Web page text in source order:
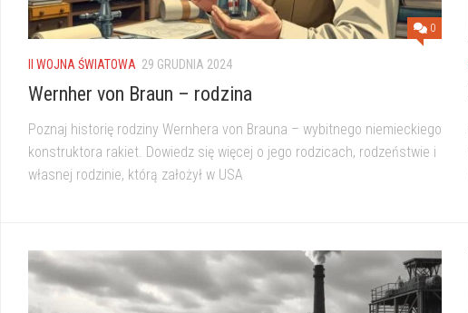
0
II WOJNA ŚWIATOWA 29 GRUDNIA 2024
Wernher von Braun – rodzina
Poznaj historię rodziny Wernhera von Brauna – wybitnego niemieckiego
konstruktora rakiet. Dowiedz się więcej o jego rodzicach, rodzeństwie i
własnej rodzinie, którą założył w USA